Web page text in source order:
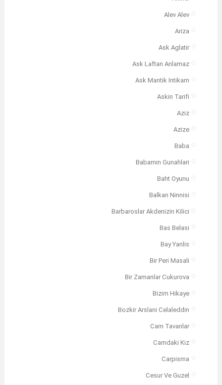
Alev Alev
Ariza
Ask Aglatir
Ask Laftan Anlamaz
Ask Mantik Intikam
Askin Tarifi
Aziz
Azize
Baba
Babamin Gunahlari
Baht Oyunu
Balkan Ninnisi
Barbaroslar Akdenizin Kilici
Bas Belasi
Bay Yanlis
Bir Peri Masali
Bir Zamanlar Cukurova
Bizim Hikaye
Bozkir Arslani Celaleddin
Cam Tavanlar
Camdaki Kiz
Carpisma
Cesur Ve Guzel